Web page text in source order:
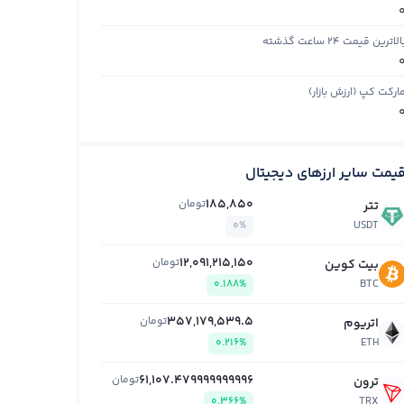
0
قیمت ۲۴ ساعت گذشته
0
مارکت کپ (ارزش بازار)
0
قیمت سایر ارزهای دیجیتال
تتر
USDT
185,850تومان
0%
بیت کوین
BTC
12,091,215,150تومان
0.188%
اتریوم
ETH
357,179,539.5تومان
0.216%
ترون 61,107.479999999996تومان